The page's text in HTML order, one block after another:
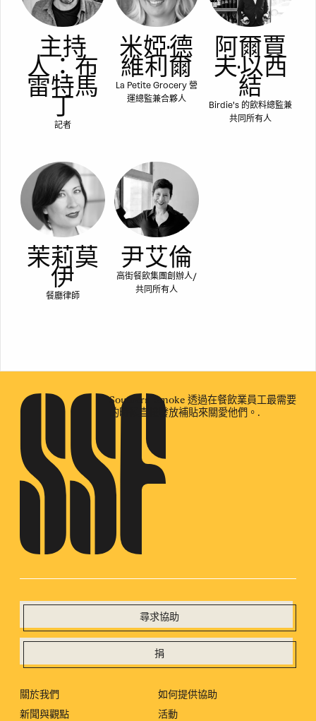
主持
人：布
雷特馬
丁
記者
米婭·德
維利爾
La Petite Grocery 營
運總監兼合夥人
阿爾賈
夫·以西
結
Birdie's 的飲料總監兼
共同所有人
茉莉莫
伊
餐廳律師
尹艾倫
高街餐飲集團創辦人/
共同所有人
Southern Smoke 透過在餐飲業員工最需要
的時候直接發放補貼來關愛他們。.
尋求協助
捐
關於我們
新聞與觀點
如何提供協助
活動